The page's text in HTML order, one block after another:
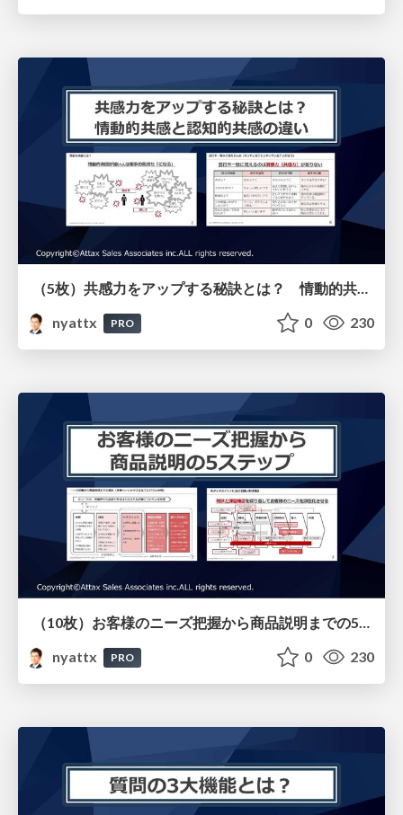
（5枚）共感力をアップする秘訣とは？ 情動的共感と認知的共感の違いについて
nyattx
PRO 0 230
（10枚）お客様のニーズ把握から商品説明までの5ステップ （戦略的ヒアリング研修用）
nyattx
PRO 0 230